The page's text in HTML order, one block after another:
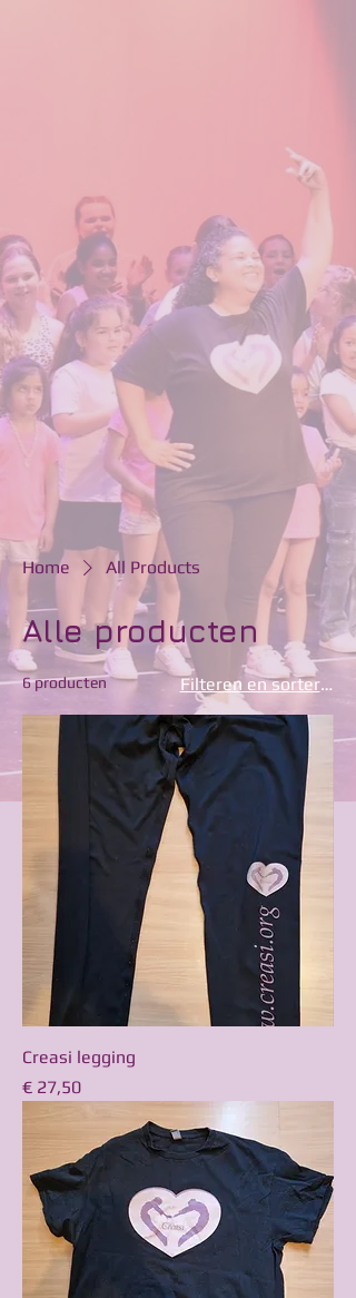
Home All Products
Alle producten
6 producten Filteren en sorteren
Creasi legging
Prijs
€ 27,50